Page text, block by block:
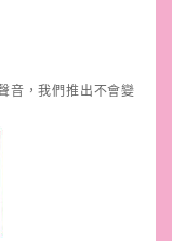
音，我們推出不會變